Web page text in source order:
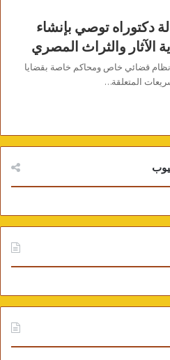
دكتوراه توصي بإنشاء
والثراث المصري
قضائي خاص ومحاكم خاصة بقضايا
المتعلقة…